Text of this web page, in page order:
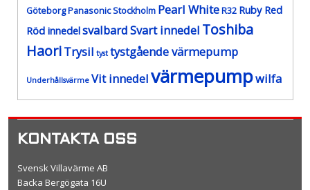
GöteborgPanasonic Stockholm Pearl WhiteR32 Ruby Red
Röd innedelsvalbardSvart innedel Toshiba
HaoriTrysil tyst tystgående värmepump
Underhållsvärme Vit innedelvärmepumpwilfa
KONTAKTA OSS
Svensk Villavärme AB
Backa Bergögata 16U